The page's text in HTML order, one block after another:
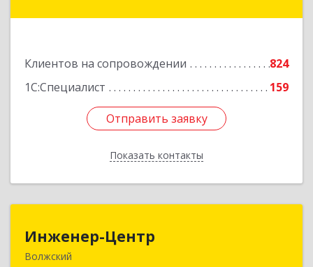
Клиентов на сопровождении
824
1С:Специалист
159
Отправить заявку
Показать контакты
Отправить заявку
Назад
Инженер-Центр
Волжский404120, Волгоградская обл, Волжский г, им